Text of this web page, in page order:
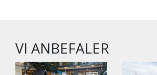
VI ANBEFALER